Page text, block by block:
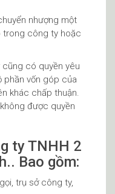
nhượng một
trong công ty hoặc
có quyền yêu
phần vốn góp của
khác chấp thuận.
được quyền
ty TNHH 2
Bao gồm:
trụ sở công ty,